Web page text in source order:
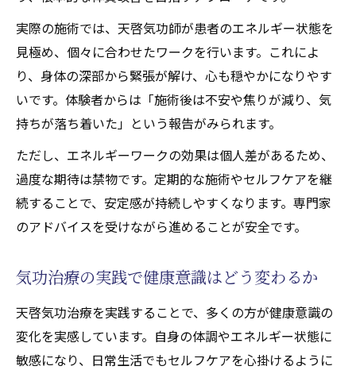
実際の施術では、天啓気功師が患者のエネルギー状態を
見極め、個々に合わせたワークを行います。これによ
り、身体の深部から緊張が解け、心も穏やかになりやす
いです。体験者からは「施術後は不安や焦りが減り、気
持ちが落ち着いた」という報告がみられます。
ただし、エネルギーワークの効果は個人差があるため、
過度な期待は禁物です。定期的な施術やセルフケアを継
続することで、安定感が持続しやすくなります。専門家
のアドバイスを受けながら進めることが安全です。
気功治療の実践で健康意識はどう変わるか
天啓気功治療を実践することで、多くの方が健康意識の
変化を実感しています。自身の体調やエネルギー状態に
敏感になり、日常生活でもセルフケアを心掛けるように